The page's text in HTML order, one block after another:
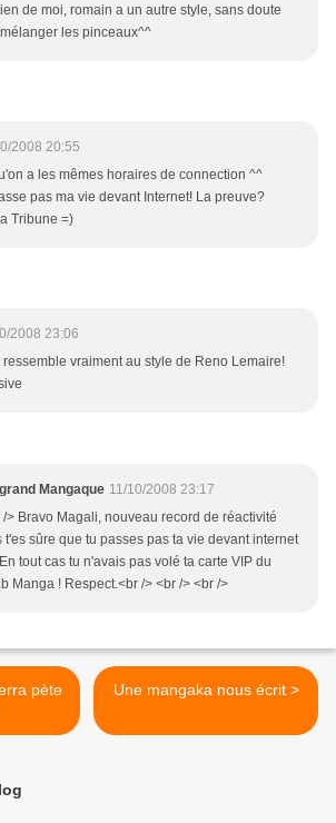
de moi, romain a un autre style, sans doute
les pinceaux^^
2008 20:55
a les mêmes horaires de connection ^^
pas ma vie devant Internet! La preuve?
Tribune =)
2008 23:06
vraiment au style de Reno Lemaire!
Mangaque 11/10/2008 23:17
/> Bravo Magali, nouveau record de réactivité
t'es sûre que tu passes pas ta vie devant internet
tout cas tu n'avais pas volé ta carte VIP du
Manga ! Respect.<br /> <br /> <br />
Une mangaka nous écrit >